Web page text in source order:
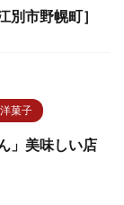
別市野幌町］
菓子
」美味しい店